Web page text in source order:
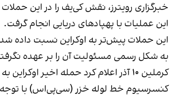
خبرگزاری رویترز، نقش کی‌یف را در این
این عملیات با پهپادهای دریایی انجام گرفت.
این حملات پیش‌تر به اوکراین نسبت داده
به شکل رسمی مسئولیت آن را بر عهده
کرملین ۱۰ آذر اعلام کرد حمله اخیر
کنسرسیوم خط لوله خزر (سی‌پی‌اس) با